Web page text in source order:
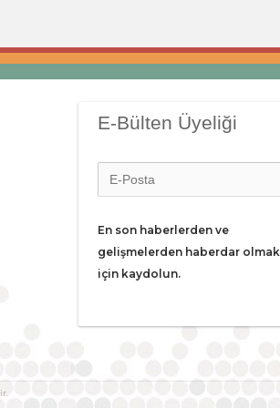
E-Bülten Üyeliği
En son haberlerden ve
gelişmelerden haberdar olmak
için kaydolun.